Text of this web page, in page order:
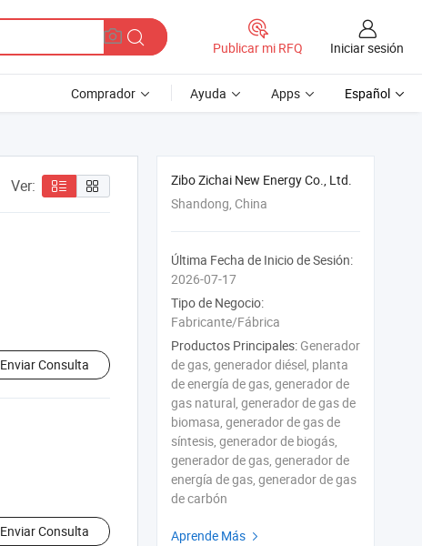
Publicar mi RFQ Iniciar sesión
Comprador Ayuda Apps Español
Ver:
Enviar Consulta
Enviar Consulta
Zibo Zichai New Energy Co., Ltd.
Shandong, China
Última Fecha de Inicio de Sesión:
2026-07-17
Tipo de Negocio:
Fabricante/Fábrica
Productos Principales: Generador
de gas, generador diésel, planta
de energía de gas, generador de
gas natural, generador de gas de
biomasa, generador de gas de
síntesis, generador de biogás,
generador de gas, generador de
energía de gas, generador de gas
de carbón
Aprende Más 